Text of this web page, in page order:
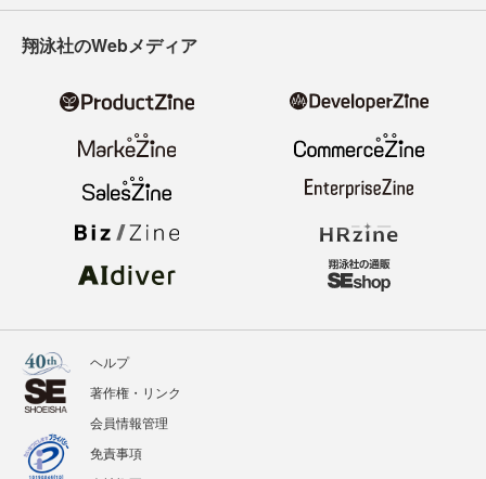
翔泳社のWebメディア
ヘルプ
著作権・リンク
会員情報管理
免責事項